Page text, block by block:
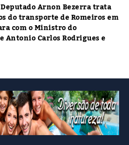
Deputado Arnon Bezerra trata
do transporte de Romeiros em
com o Ministro do
Antonio Carlos Rodrigues e